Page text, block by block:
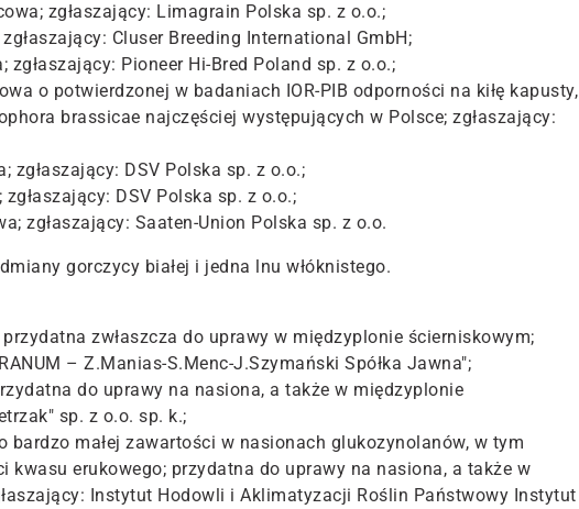
zgłaszający: Limagrain Polska sp. z o.o.;
Cluser Breeding International GmbH;
Pioneer Hi-Bred Poland sp. z o.o.;
o potwierdzonej w badaniach IOR-PIB odporności na kiłę kapusty,
brassicae najczęściej występujących w Polsce; zgłaszający:
zgłaszający: DSV Polska sp. z o.o.;
DSV Polska sp. z o.o.;
zgłaszający: Saaten-Union Polska sp. z o.o.
gorczycy białej i jedna lnu włóknistego.
zwłaszcza do uprawy w międzyplonie ścierniskowym;
– Z.Manias-S.Menc-J.Szymański Spółka Jawna";
do uprawy na nasiona, a także w międzyplonie
sp. z o.o. sp. k.;
małej zawartości w nasionach glukozynolanów, w tym
kwasu erukowego; przydatna do uprawy na nasiona, a także w
Instytut Hodowli i Aklimatyzacji Roślin Państwowy Instytut